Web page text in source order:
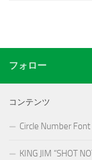
フォロー
コンテンツ
Circle Number
KING JIM “SHOT